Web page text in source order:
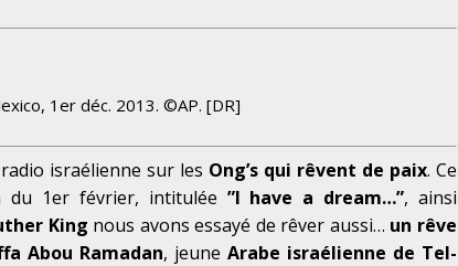
1er déc. 2013. ©AP. [DR]
israélienne sur les Ong’s qui rêvent de paix. Ce
du 1er février, intitulée ”I have a dream…”, ainsi
King nous avons essayé de rêver aussi… un rêve
Abou Ramadan, jeune Arabe israélienne de Tel-